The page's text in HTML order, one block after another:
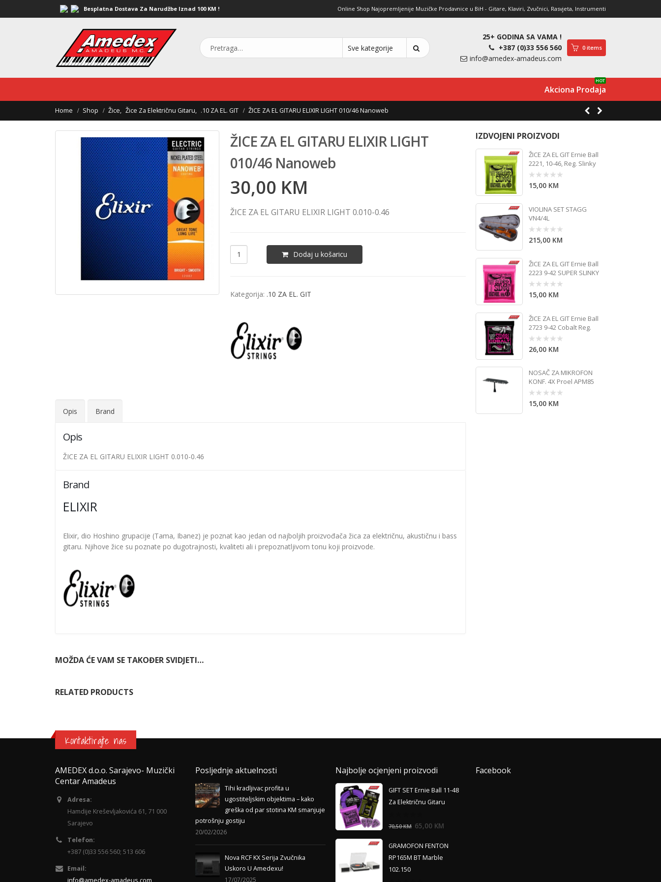
Besplatna Dostava Za Narudžbe Iznad 100 KM ! Online Shop Najopremljenije Muzičke Prodavnice u BiH - Gitare, Klaviri, Zvučnici, Rasvjeta, Instrumenti
25+ GODINA SA VAMA !
+387 (0)33 556 560
info@amedex-amadeus.com
0 items
Akciona Prodaja
HOT
Home Shop Žice, Žice Za Električnu Gitaru, .10 ZA EL. GIT ŽICE ZA EL GITARU ELIXIR LIGHT 010/46 Nanoweb
ŽICE ZA EL GITARU ELIXIR LIGHT
010/46 Nanoweb
30,00 KM
ŽICE ZA EL GITARU ELIXIR LIGHT 0.010-0.46
Dodaj u košaricu
Kategorija: .10 ZA EL. GIT
Opis Brand
Opis
ŽICE ZA EL GITARU ELIXIR LIGHT 0.010-0.46
Brand
ELIXIR
Elixir, dio Hoshino grupacije (Tama, Ibanez) je poznat kao jedan od najboljih proizvođača žica za električnu, akustičnu i bass
gitaru. Njihove žice su poznate po dugotrajnosti, kvaliteti ali i prepoznatljivom tonu koji proizvode.
MOŽDA ĆE VAM SE TAKOĐER SVIDJETI…
RELATED PRODUCTS
IZDVOJENI PROIZVODI
ŽICE ZA EL GIT Ernie Ball
2221, 10-46, Reg. Slinky
0
out
15,00 KM
VIOLINA SET STAGG
VN4/4L
0
215,00 KM
ŽICE ZA EL GIT Ernie Ball
2223 9-42 SUPER SLINKY
0
out
15,00 KM
ŽICE ZA EL GIT Ernie Ball
2723 9-42 Cobalt Reg.
0
out
26,00 KM
NOSAČ ZA MIKROFON
KONF. 4X Proel APM85
0
out
15,00 KM
Kontaktirajte nas
AMEDEX d.o.o. Sarajevo- Muzički
Centar Amadeus
Adresa:
Hamdije Kreševljakovića 61, 71 000
Sarajevo
Telefon:
+387 (0)33 556 560; 513 606
Email:
info@amedex-amadeus.com
Posljednje aktuelnosti
Tihi kradljivac profita u
ugostiteljskim objektima – kako
greška od par stotina KM smanjuje
potrošnju gostiju
20/02/2026
Nova RCF KX Serija Zvučnika
Uskoro U Amedexu!
17/07/2025
Najbolje ocjenjeni proizvodi
GIFT SET Ernie Ball 11-48
Za Električnu Gitaru
0
out
70,50KM 65,00 KM
GRAMOFON FENTON
RP165M BT Marble
102.150
Facebook